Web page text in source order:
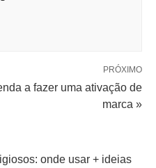
PRÓXIMO
a fazer uma ativação de
marca »
onde usar + ideias